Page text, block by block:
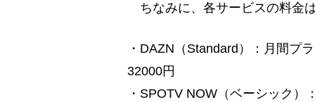
ちなみに、各サービスの料金
・DAZN（Standard）：月間プ
32000円
・SPOTV NOW（ベーシック）